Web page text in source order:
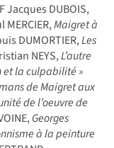
Jacques DUBOIS,
MERCIER,Maigret à
DUMORTIER,Les
NEYS,L’autre
et la culpabilité »
de Maigret aux
de l’oeuvre de
Georges
à la peinture